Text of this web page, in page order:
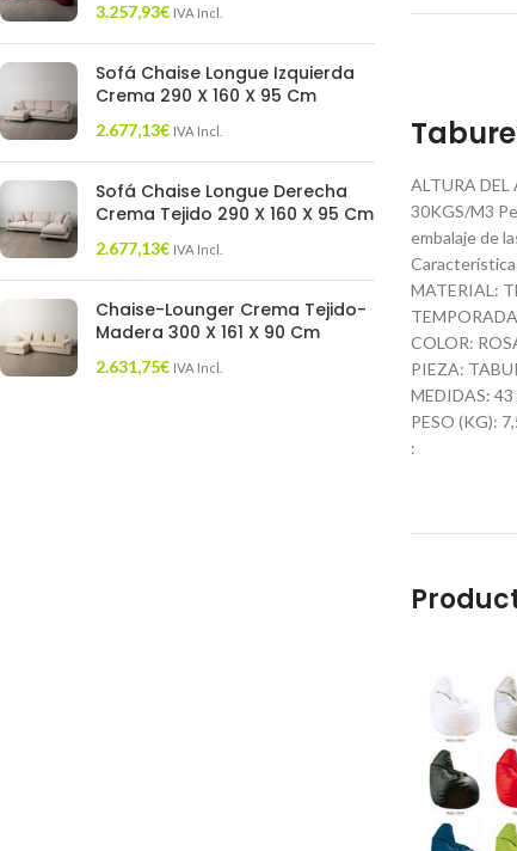
3.257,93€ IVA Incl.
Sofá Chaise Longue Izquierda
Crema 290 X 160 X 95 Cm
2.677,13€ IVA Incl.
Sofá Chaise Longue Derecha
Crema Tejido 290 X 160 X 95 Cm
2.677,13€ IVA Incl.
Chaise-Lounger Crema Tejido-
Madera 300 X 161 X 90 Cm
2.631,75€ IVA Incl.
ALTURA DEL
30KGS/M3
embalaje de
MATERIAL:
COLOR:
PIEZA:
MEDIDAS: 43
PESO (KG):
: